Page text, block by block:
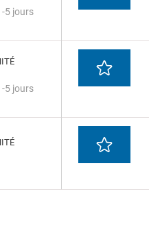
5 jours
5 jours